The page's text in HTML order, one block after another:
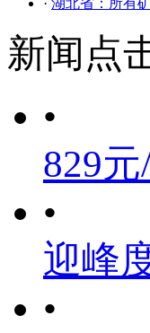
新闻点
•
829
•
迎峰
•